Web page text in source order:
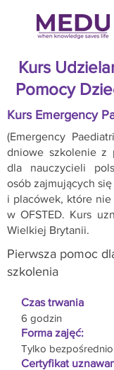
Kurs
Pomocy
Kurs Emergency
(Emergency
dniowe szkolenie z
dla nauczycieli
osób zajmujących
i placówek, które nie
w OFSTED. Kurs
Wielkiej Brytanii.
Pierwsza pomoc
szkolenia
Czas trwania
6 godzin
Forma zajęć:
Tylko bezpośrednio
Certyfikat